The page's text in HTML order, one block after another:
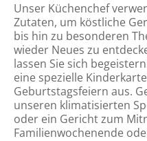
Unser Küchenchef
Zutaten, um köstliche
bis hin zu besonderen
wieder Neues zu
lassen Sie sich
eine spezielle
Geburtstagsfeiern aus.
unseren klimatisierten
oder ein Gericht zum
Familienwochenende